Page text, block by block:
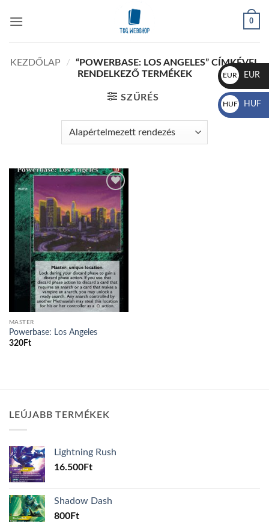
0
KEZDŐLAP /
“POWERBASE: LOS ANGELES” CÍMKÉVEL
RENDELKEZŐ TERMÉKEK
SZŰRÉS
Add to
wishlist
MASTER
Powerbase: Los Angeles
320Ft
LEÚJABB TERMÉKEK
Lightning Rush
16.500Ft
Shadow Dash
800Ft
EUR
€
EUR
HUF
Ft
HUF